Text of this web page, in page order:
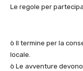
Le regole per
ò Il termine per la
locale.
ò Le avventure